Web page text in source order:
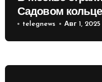
Садовом кольце
telegnews Авг 1, 2025